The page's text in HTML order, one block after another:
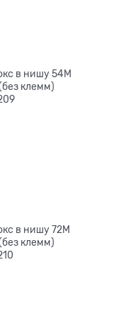
в нишу 54М
клемм)
в нишу 72М
клемм)